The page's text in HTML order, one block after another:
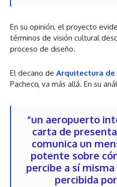
En su opinión, el proyecto
términos de visión cultural
proceso de diseño.
El decano de Arquitectura de
Pacheco, va más allá. En su
“un aeropuerto
carta de
comunica un
potente sobre
percibe a sí
percibida